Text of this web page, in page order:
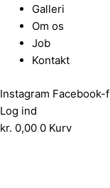
Galleri
Om os
Job
Kontakt
Instagram Facebook-f
Log ind
kr. 0,00 0 Kurv